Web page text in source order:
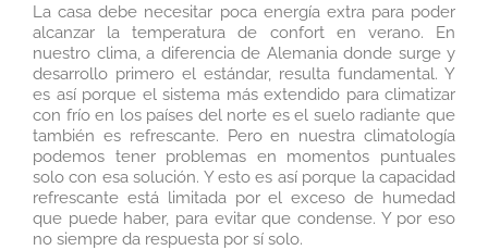
La casa debe necesitar poca energía extra para poder
alcanzar la temperatura de confort en verano. En
nuestro clima, a diferencia de Alemania donde surge y
desarrollo primero el estándar, resulta fundamental. Y
es así porque el sistema más extendido para climatizar
con frío en los países del norte es el suelo radiante que
también es refrescante. Pero en nuestra climatología
podemos tener problemas en momentos puntuales
solo con esa solución. Y esto es así porque la capacidad
refrescante está limitada por el exceso de humedad
que puede haber, para evitar que condense. Y por eso
no siempre da respuesta por sí solo.